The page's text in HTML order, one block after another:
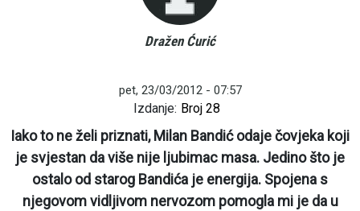
Dražen Ćurić
pet, 23/03/2012 - 07:57
Izdanje: Broj 28
Iako to ne želi priznati, Milan Bandić odaje čovjeka koji
je svjestan da više nije ljubimac masa. Jedino što je
ostalo od starog Bandića je energija. Spojena s
njegovom vidljivom nervozom pomogla mi je da u